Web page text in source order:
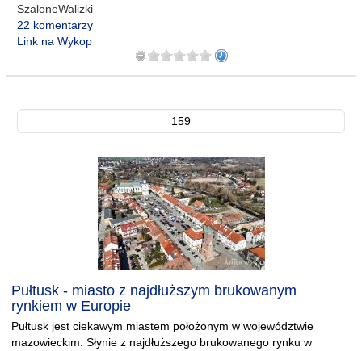
SzaloneWalizki
22 komentarzy
Link na Wykop
159
Pułtusk - miasto z najdłuższym brukowanym
rynkiem w Europie
Pułtusk jest ciekawym miastem położonym w województwie
mazowieckim. Słynie z najdłuższego brukowanego rynku w